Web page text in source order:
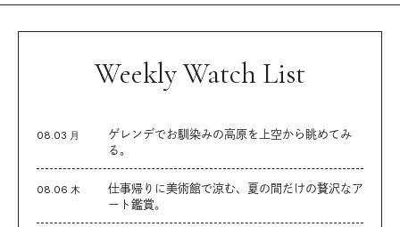
Weekly Watch List
08.03 月
ゲレンデでお馴染みの高原を上空から眺めてみ
る。
08.06 木
仕事帰りに美術館で涼む、夏の間だけの贅沢なア
ート鑑賞。